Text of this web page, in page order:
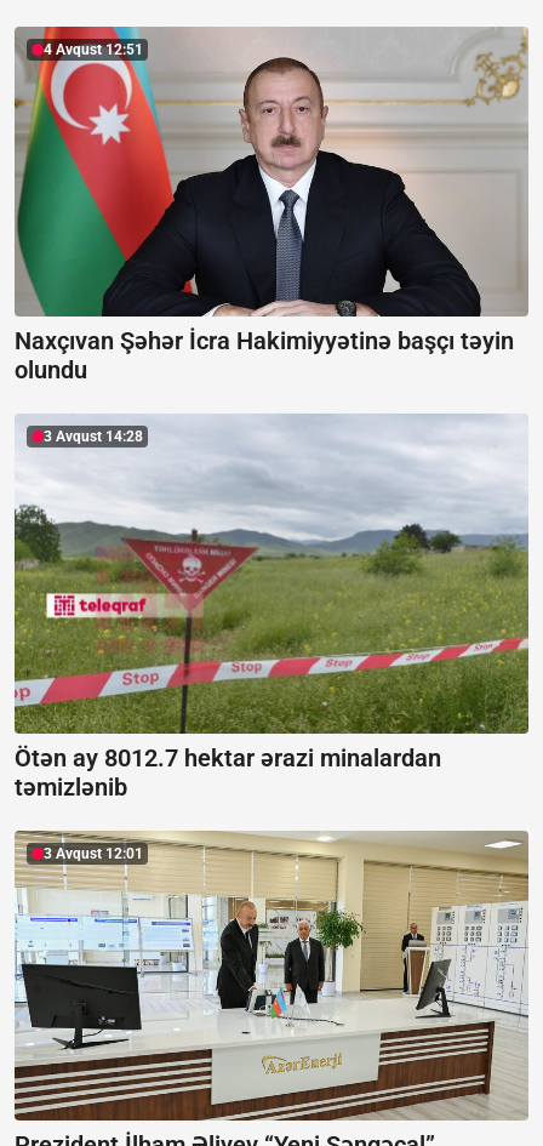
4 Avqust 12:51
Naxçıvan Şəhər İcra Hakimiyyətinə başçı təyin
olundu
3 Avqust 14:28
Ötən ay 8012.7 hektar ərazi minalardan
təmizlənib
3 Avqust 12:01